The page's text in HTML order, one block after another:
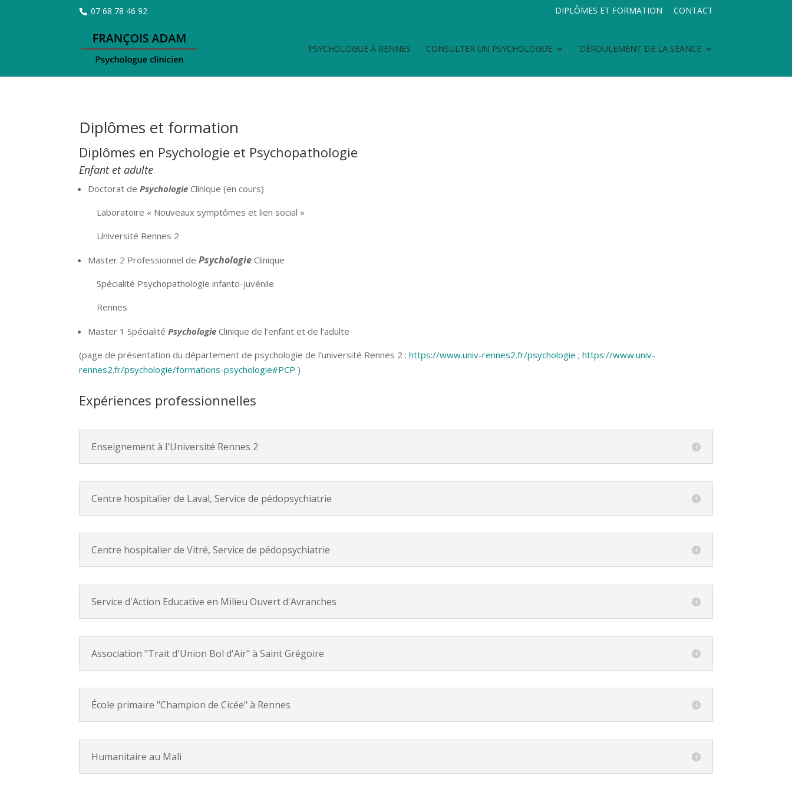
07 68 78 46 92 DIPLÔMES ET FORMATION CONTACT
PSYCHOLOGUE À RENNES CONSULTER UN PSYCHOLOGUE DÉROULEMENT DE LA SÉANCE
Diplômes et formation
Diplômes en Psychologie et Psychopathologie
Enfant et adulte
Doctorat dePsychologie Clinique (en cours)
Laboratoire « Nouveaux symptômes et lien social »
Université Rennes 2
Master 2 Professionnel dePsychologie Clinique
Spécialité Psychopathologie infanto-juvénile
Rennes
Master 1 SpécialitéPsychologie Clinique de l’enfant et de l’adulte
(page de présentation du département de psychologie de l’université Rennes 2 :https://www.univ-rennes2.fr/psychologie ; https://www.univ-
rennes2.fr/psychologie/formations-psychologie#PCP )
Expériences professionnelles
Enseignement à l'Université Rennes 2
Centre hospitalier de Laval, Service de pédopsychiatrie
Centre hospitalier de Vitré, Service de pédopsychiatrie
Service d'Action Educative en Milieu Ouvert d'Avranches
Association "Trait d'Union Bol d'Air" à Saint Grégoire
École primaire "Champion de Cicée" à Rennes
Humanitaire au Mali